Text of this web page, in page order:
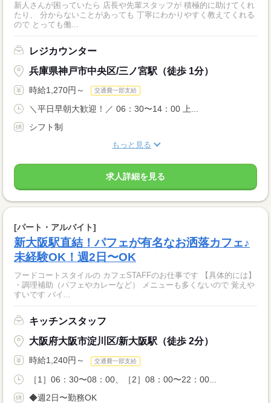
新人さんが困っていたら 店長や先輩スタッフが 積極的に助けてくれ
たり、 分からないことがあっても 丁寧にわかりやすく教えてくれる
ので とっても働...
レジカウンター
兵庫県神戸市中央区/三ノ宮駅（徒歩 1分）
時給1,270円～ 交通費一部支給
＼平日早朝大歓迎！／ 06：30〜14：00 上...
シフト制
もっと見る
求人詳細を見る
[パート・アルバイト]
新大阪駅直結！パフェが有名なお洒落カフェ♪
未経験OK！週2日〜OK
フードコートスタイルの カフェSTAFFのお仕事です 【具体的には】
・調理補助（パフェやカレーなど） メニューも多くないので 覚えや
すいです バイ...
キッチンスタッフ
大阪府大阪市淀川区/新大阪駅（徒歩 2分）
時給1,240円～ 交通費一部支給
［1］06：30〜08：00、［2］08：00〜22：00...
◆週2日〜勤務OK